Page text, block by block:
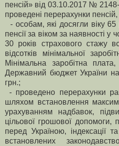
пенсій» від 03.10.2017 №
проведені перерахунки
- особам, які досягли віку65
пенсії за віком за наявності у
30 років страхового стажу
відсотків мінімальної
Мінімальна заробітна
Державний бюджет України
грн.;
- проведено перерахунки
шляхом встановлення
урахуванням надбавок,
цільової грошової допомоги,
перед Україною, індексації
встановлених